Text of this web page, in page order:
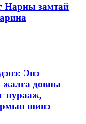
Нарны замтай
Энэ
жалга довны
нурааж,
шинэ